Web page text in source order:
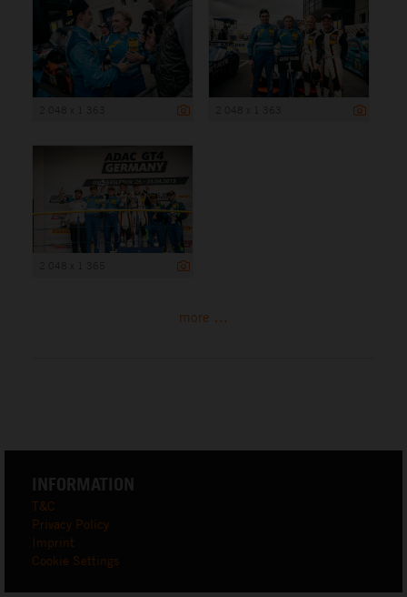
more ...
INFORMATION
T&C
Privacy Policy
Imprint
Cookie Settings